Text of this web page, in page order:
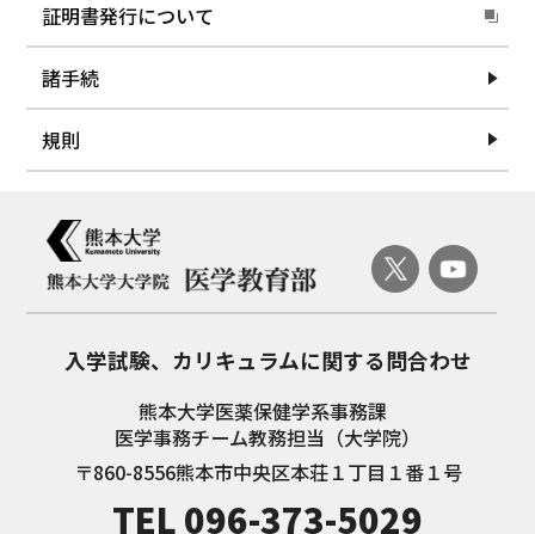
2024.06.11
【菱田友昭先生＠７月３１日】D1医学・生命科学セミ
ナーの開催について
2024.05.30
【寺倉精太郎先生＠６月２１日】D1医学・生命科学セ
ミナーの開催について
【太田博樹先生＠６月５日】D2名医に学ぶセミナーの
開催について
2024.05.01
【松田文彦先生＠５月２９日】D2名医に学ぶセミナー
【清水秀幸先生＠６月1２日】D2名医に学ぶセミナー
の開催について
2024.04.01
の開催について
証明書発行について
諸手続
規則
入学試験、 カリキュラムに関する問合わせ
熊本大学医薬保健学系事務課
医学事務チーム教務担当（大学院）
〒860-8556熊本市中央区本荘１丁目１番１号
TEL096-373-5029